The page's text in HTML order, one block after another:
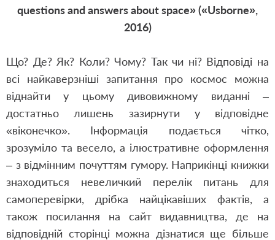
questions and answers about space» («Usborne»,
2016)
Що? Де? Як? Коли? Чому? Так чи ні? Відповіді на
всі найкаверзніші запитання про космос можна
віднайти у цьому дивовижному виданні –
достатньо лишень зазирнути у відповідне
«віконечко». Інформація подається чітко,
зрозуміло та весело, а ілюстративне оформлення
– з відмінним почуттям гумору. Наприкінці книжки
знаходиться невеличкий перелік питань для
самоперевірки, дрібка найцікавіших фактів, а
також посилання на сайт видавництва, де на
відповідній сторінці можна дізнатися ще більше